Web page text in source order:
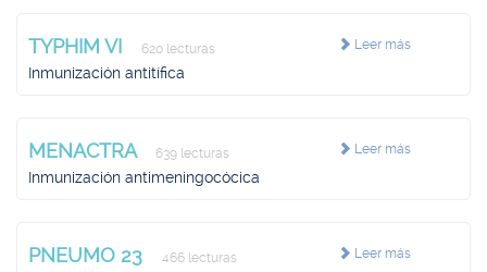
Leer más
TYPHIM VI 620 lecturas
Inmunización antitífica
Leer más
MENACTRA 639 lecturas
Inmunización antimeningocócica
Leer más
PNEUMO 23 466 lecturas